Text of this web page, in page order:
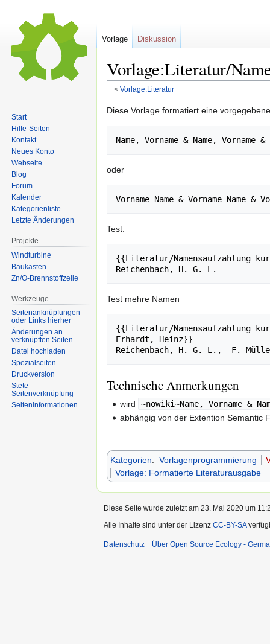
Vorlage:Literatur/
< Vorlage:Literatur
Zur
springen
Zur
springen
Diese Vorlage formatiert eine
oder
Test:
{{Literatur/Namensaufzählung
Reichenbach,
H. G.
Test mehre Namen
{{Literatur/Namensaufzählung
Erhardt, Heinz}}
Reichenbach,
H. G. L., F.
Technische Anmerkungen
wird
~nowiki~Name, Vorname &
abhängig von der Extention Semantic
Kategorien: Vorlagenprogrammierung
Vorlage: Formatierte Literaturausgabe
Vorlage Diskussion
Start
Hilfe-Seiten
Kontakt
Neues Konto
Webseite
Blog
Forum
Kalender
Kategorienliste
Letzte Änderungen
Projekte
Windturbine
Baukasten
Zn/O-Brennstoffzelle
Werkzeuge
Seitenanknüpfungen
oder Links hierher
Änderungen an
verknüpften Seiten
Datei hochladen
Spezialseiten
Druckversion
Stete
Seitenverknüpfung
Seiten­informationen
Diese Seite wurde zuletzt am 23. Mai 2020 um
Alle Inhalte sind unter der Lizenz CC-BY-SA
Datenschutz Über Open Source Ecology -